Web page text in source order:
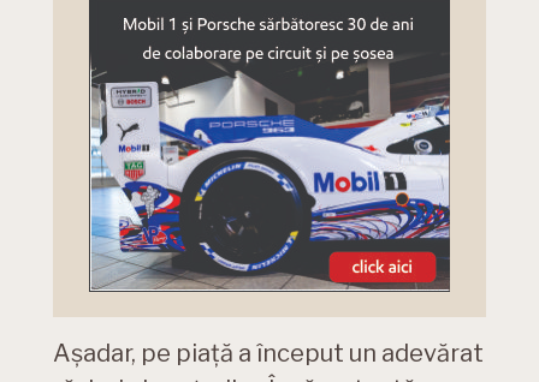
Așadar, pe piață a început un adevărat